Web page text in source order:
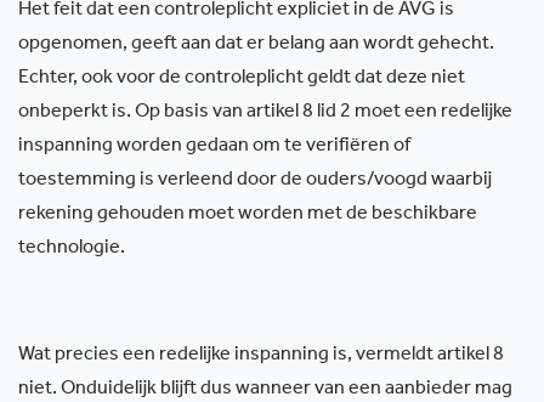
Het feit dat een controleplicht expliciet in de AVG is
opgenomen, geeft aan dat er belang aan wordt gehecht.
Echter, ook voor de controleplicht geldt dat deze niet
onbeperkt is. Op basis van artikel 8 lid 2 moet een redelijke
inspanning worden gedaan om te verifiëren of
toestemming is verleend door de ouders/voogd waarbij
rekening gehouden moet worden met de beschikbare
technologie.
Wat precies een redelijke inspanning is, vermeldt artikel 8
niet. Onduidelijk blijft dus wanneer van een aanbieder mag